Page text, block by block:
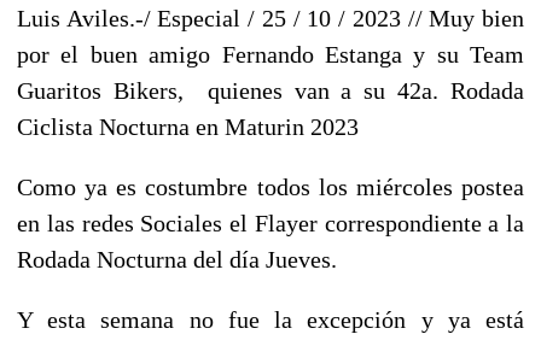
Luis Aviles.-/ Especial / 25 / 10 / 2023 // Muy bien
por el buen amigo Fernando Estanga y su Team
Guaritos Bikers, quienes van a su 42a. Rodada
Ciclista Nocturna en Maturin 2023
Como ya es costumbre todos los miércoles postea
en las redes Sociales el Flayer correspondiente a la
Rodada Nocturna del día Jueves.
Y esta semana no fue la excepción y ya está